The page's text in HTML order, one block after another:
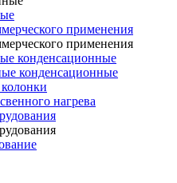
применения
применения
конденсационные
конденсационные
нагрева